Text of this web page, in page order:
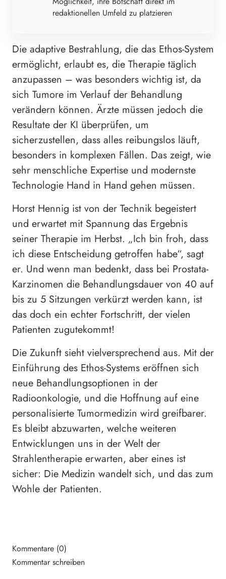
redaktionellen Umfeld zu platzieren
Die adaptive Bestrahlung, die das Ethos-System
ermöglicht, erlaubt es, die Therapie täglich
anzupassen – was besonders wichtig ist, da
sich Tumore im Verlauf der Behandlung
verändern können. Ärzte müssen jedoch die
Resultate der KI überprüfen, um
sicherzustellen, dass alles reibungslos läuft,
besonders in komplexen Fällen. Das zeigt, wie
sehr menschliche Expertise und modernste
Technologie Hand in Hand gehen müssen.
Horst Hennig ist von der Technik begeistert
und erwartet mit Spannung das Ergebnis
seiner Therapie im Herbst. „Ich bin froh, dass
ich diese Entscheidung getroffen habe“, sagt
er. Und wenn man bedenkt, dass bei Prostata-
Karzinomen die Behandlungsdauer von 40 auf
bis zu 5 Sitzungen verkürzt werden kann, ist
das doch ein echter Fortschritt, der vielen
Patienten zugutekommt!
Die Zukunft sieht vielversprechend aus. Mit der
Einführung des Ethos-Systems eröffnen sich
neue Behandlungsoptionen in der
Radioonkologie, und die Hoffnung auf eine
personalisierte Tumormedizin wird greifbarer.
Es bleibt abzuwarten, welche weiteren
Entwicklungen uns in der Welt der
Strahlentherapie erwarten, aber eines ist
sicher: Die Medizin wandelt sich, und das zum
Wohle der Patienten.
Kommentare (0)
Kommentar schreiben